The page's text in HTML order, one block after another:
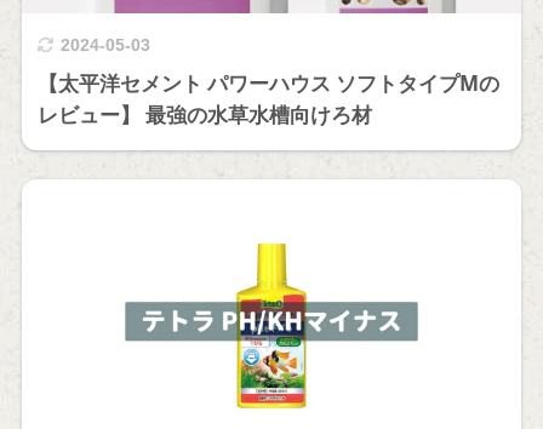
2024-05-03
【太平洋セメント パワーハウス ソフトタイプMの
レビュー】 最強の水草水槽向けろ材